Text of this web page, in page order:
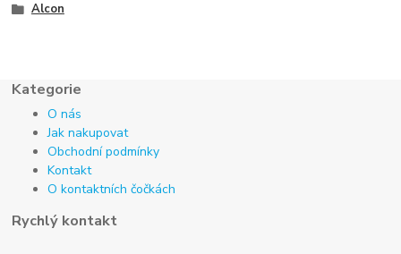
Alcon
Kategorie
O nás
Jak nakupovat
Obchodní podmínky
Kontakt
O kontaktních čočkách
Rychlý kontakt